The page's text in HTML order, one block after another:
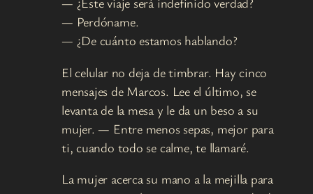
— Perdóname.
— ¿De cuánto estamos hablando?
El celular no deja de timbrar. Hay cinco
mensajes de Marcos. Lee el último, se
levanta de la mesa y le da un beso a su
mujer. — Entre menos sepas, mejor para
ti, cuando todo se calme, te llamaré.
La mujer acerca su mano a la mejilla para